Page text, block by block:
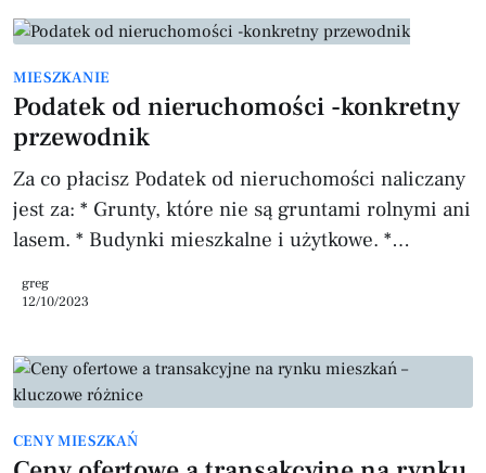
zjawisko ma miejsce w obliczu rosnącego popytu,
co budzi pytania o dynamikę i charakterystykę
obecnego rynku. Spadek liczby ogłoszeń -
przegląd statystyczny W listopadzie 2023 r.
zarejestrowano aż o 57 tys. mniej ogłoszeń
sprzedaży mieszkań niż
MIESZKANIE
Podatek od nieruchomości -konkretny
przewodnik
Za co płacisz Podatek od nieruchomości naliczany
jest za: * Grunty, które nie są gruntami rolnymi ani
lasem. * Budynki mieszkalne i użytkowe. *
wydzieloną księgę wieczystą. Kto płaci Obowiązek
Posiadaczy samoistnych, czyli osób używających
gruntów jak właściciel, choć formalnie nimi nie
publicznych (państwowych lub samorządowych). *
greg
12/10/2023
CENY MIESZKAŃ